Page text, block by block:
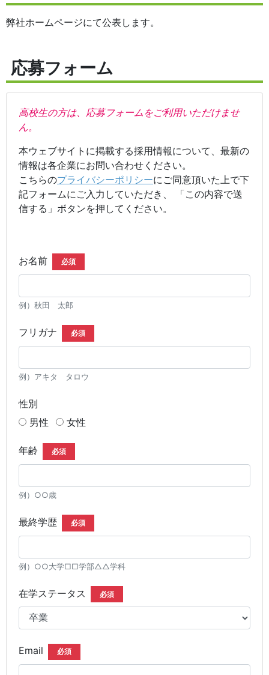
弊社ホームページにて公表します。
応募フォーム
高校生の方は、応募フォームをご利用いただけませ
ん。
本ウェブサイトに掲載する採用情報について、最新の
情報は各企業にお問い合わせください。
こちらのプライバシーポリシーにご同意頂いた上で下
記フォームにご入力していただき、 「この内容で送
信する」ボタンを押してください。
お名前 必須
例）秋田 太郎
フリガナ 必須
例）アキタ タロウ
性別
男性
女性
年齢 必須
例）○○歳
最終学歴 必須
例）○○大学□□学部△△学科
在学ステータス 必須
Email 必須